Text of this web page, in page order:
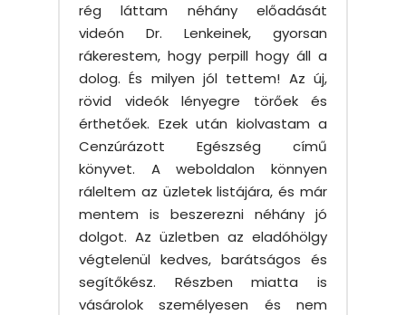
rég láttam néhány előadását
videón Dr. Lenkeinek, gyorsan
rákerestem, hogy perpill hogy áll a
dolog. És milyen jól tettem! Az új,
rövid videók lényegre törőek és
érthetőek. Ezek után kiolvastam a
Cenzúrázott Egészség című
könyvet. A weboldalon könnyen
ráleltem az üzletek listájára, és már
mentem is beszerezni néhány jó
dolgot. Az üzletben az eladóhölgy
végtelenül kedves, barátságos és
segítőkész. Részben miatta is
vásárolok személyesen és nem